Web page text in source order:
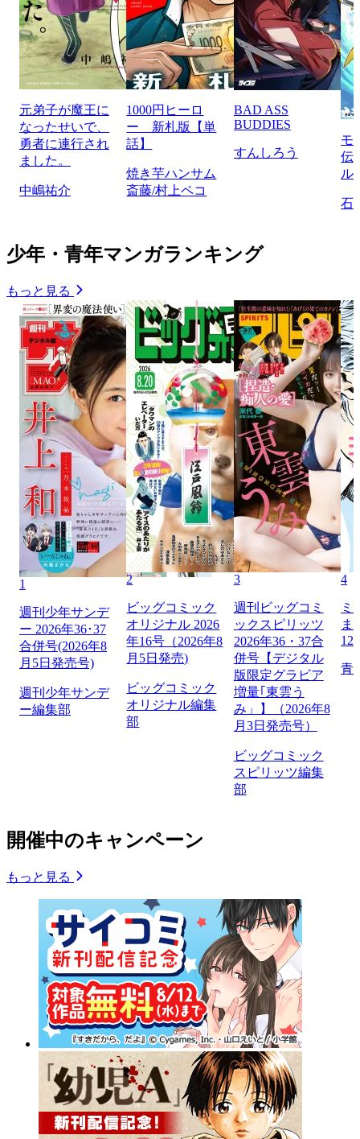
元弟子が魔王に
なったせいで、
勇者に連行され
ました。
中嶋祐介
1000円ヒーロ
ー 新札版【単
話】
焼き芋ハンサム
斎藤/村上ペコ
BAD ASS
BUDDIES
すんしろう
モ
伝
ル
石
少年・青年マンガランキング
もっと見る
1
週刊少年サンデ
ー 2026年36･37
合併号(2026年8
月5日発売号)
週刊少年サンデ
ー編集部
2
ビッグコミック
オリジナル 2026
年16号（2026年8
月5日発売)
ビッグコミック
オリジナル編集
部
3
週刊ビッグコミ
ックスピリッツ
2026年36・37合
併号【デジタル
版限定グラビア
増量｢東雲う
み」】（2026年8
月3日発売号）
ビッグコミック
スピリッツ編集
部
4
ミ
ま
129
青
開催中のキャンペーン
もっと見る